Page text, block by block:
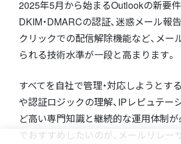
2025年5月から始まるOutlookの新要件
DKIM・DMARCの認証、迷惑メール報
クリックでの配信解除機能など、メー
られる技術水準が一段と高まります。
すべてを自社で管理・対応しようとす
や認証ロジックの理解、IPレピュテー
ど高い専門知識と継続的な運用体制が
でおすすめしたいのが、メールリレー